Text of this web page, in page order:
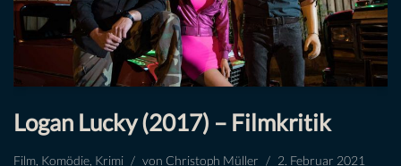
Logan Lucky (2017) – Filmkritik
Film Komödie Krimi von Christoph Müller 2. Februar 2021